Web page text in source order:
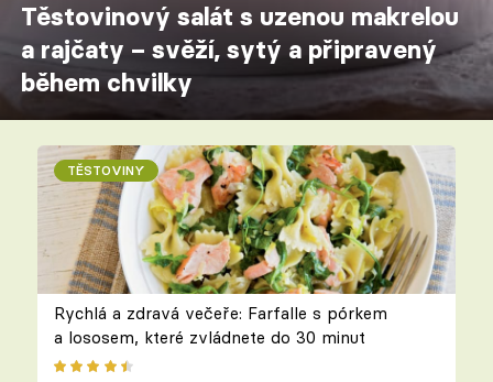
Těstovinový salát s uzenou makrelou
a rajčaty – svěží, sytý a připravený
během chvilky
TĚSTOVINY
Rychlá a zdravá večeře: Farfalle s pórkem
a lososem, které zvládnete do 30 minut